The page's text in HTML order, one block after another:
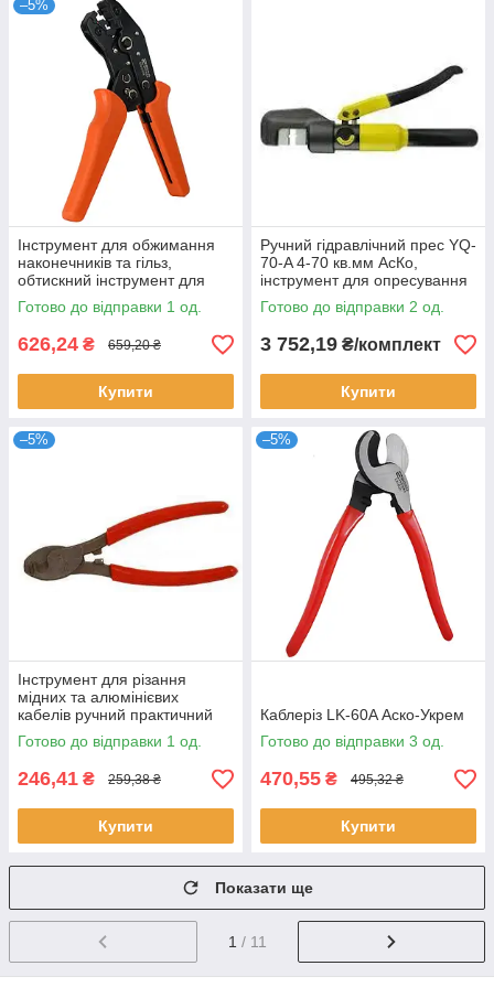
–5%
Інструмент для обжимання
наконечників та гільз,
обтискний інструмент для
наконечників SN-0725
Готово до відправки 1 од.
626,24 ₴ 659,20 ₴
Купити
Ручний гідравлічний прес YQ-
70-A 4-70 кв.мм АсКо,
інструмент для опресування
проводів
Готово до відправки 2 од.
3 752,19 ₴/комплект
Купити
–5%
Інструмент для різання
мідних та алюмінієвих
кабелів ручний практичний
LK-22A (каблерез) АсКо
Готово до відправки 1 од.
246,41 ₴ 259,38 ₴
Купити
–5%
Каблеріз LK-60A Аско-Укрем
Готово до відправки 3 од.
470,55 ₴ 495,32 ₴
Купити
Показати ще
1 / 11